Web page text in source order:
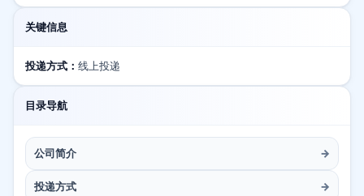
关键信息
投递方式： 线上投递
目录导航
公司简介 →
投递方式 →